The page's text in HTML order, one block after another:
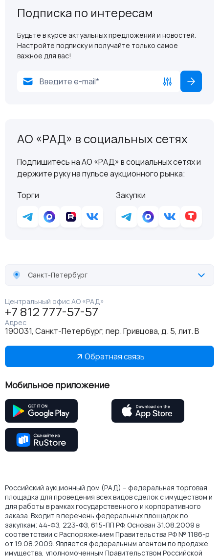
Подписка по интересам
Будьте в курсе актуальных предложений и новостей.
Настройте подписку и получайте только самое
важное для вас!
АО «РАД» в социальных сетях
Подпишитесь на АО «РАД» в социальных сетях и
держите руку на пульсе аукционного рынка:
Торги
Закупки
Санкт-Петербург
Центральный офис АО «РАД»
+7 812 777-57-57
Адрес
190031, Санкт-Петербург, пер. Гривцова, д. 5, лит. В
Обратная связь
Мобильное приложение
Российский аукционный дом (РАД) – федеральная торговая
площадка для проведения всех видов сделок с имуществом и
для работы в рамках государственного и корпоративного
заказа. Входит в перечень федеральных площадок по
закупкам: 44-ФЗ, 223-ФЗ, 615-ПП РФ. Основан 31.08.2009 в
соответствии с Распоряжением Правительства РФ № 1186-р
от 19.08.2009. Является федеральным агентом по продаже
имущества, уполномоченным Правительством Российской